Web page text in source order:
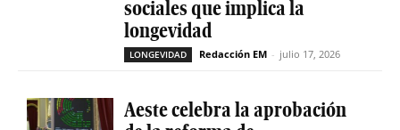
sociales que implica la
longevidad
LONGEVIDAD Redacción EM - julio 17, 2026
Aeste celebra la aprobación